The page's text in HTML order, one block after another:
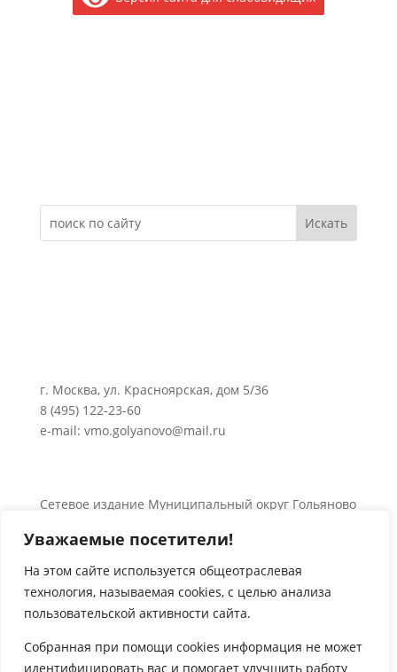
Уважаемые посетители!
На этом сайте используется общеотраслевая
технология, называемая cookies, с целью анализа
пользовательской активности сайта.
Собранная при помощи cookies информация не может
идентифицировать вас и помогает улучшить работу
г. Москва, ул. Красноярская, дом 5/36
8 (495) 122-23-60
e-mail: vmo.golyanovo@mail.ru
Сетевое издание Муниципальный округ Гольяново
Об использовании информации сайта.
© 2024 Все права защищены.
